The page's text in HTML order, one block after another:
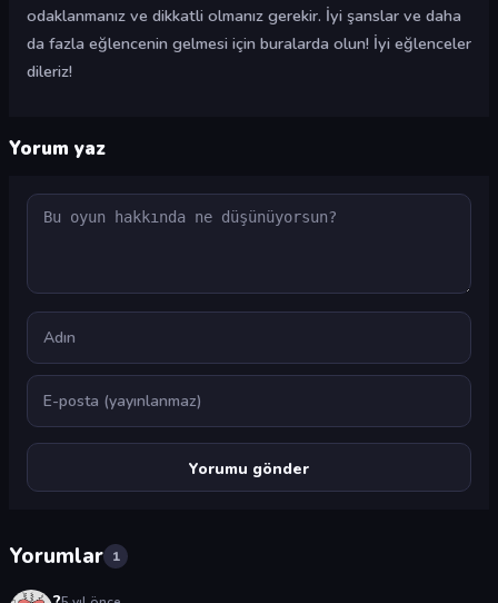
odaklanmanız ve dikkatli olmanız gerekir. İyi şanslar ve daha
da fazla eğlencenin gelmesi için buralarda olun! İyi eğlenceler
dileriz!
Yorum yaz
Yorum
Ad
E-posta
Yorumlar 1